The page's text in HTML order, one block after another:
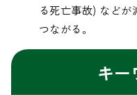
る死亡事故) など
つながる。
キー